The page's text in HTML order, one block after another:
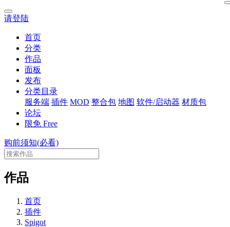
请登陆
首页
分类
作品
面板
发布
分类目录
服务端 插件 MOD 整合包 地图 软件/启动器 材质包
论坛
限免 Free
购前须知(必看)
作品
首页
插件
Spigot